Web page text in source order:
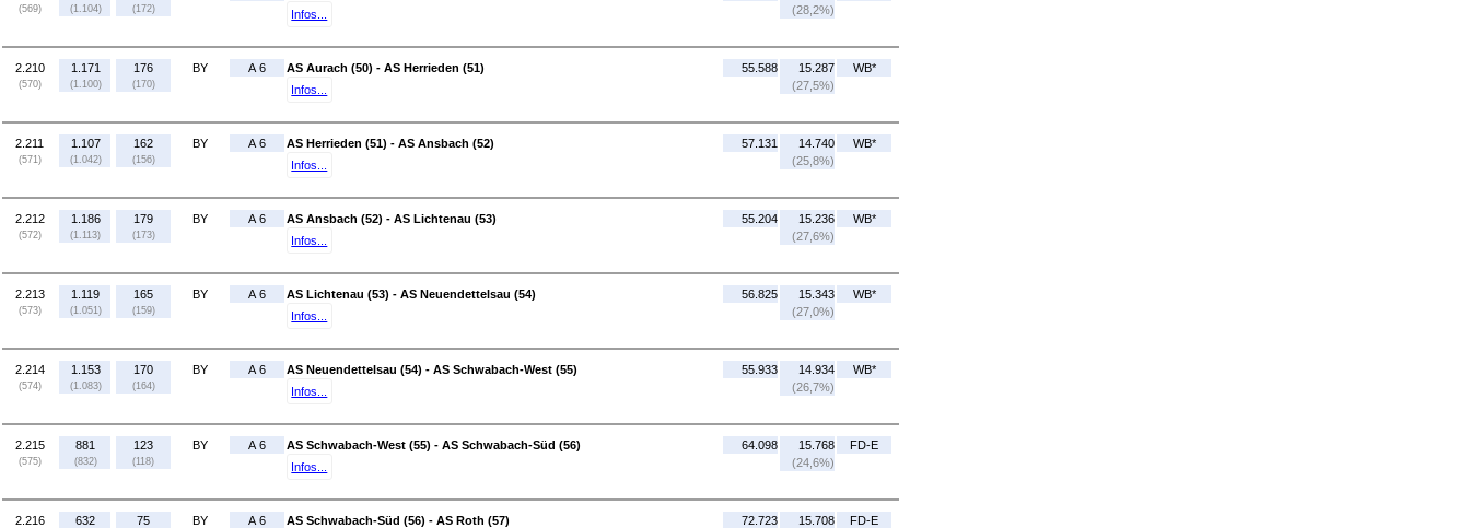
(569) (1.104) (172)
Infos...
(28,2%)
2.210
(570)
1.171
(1.100)
176
(170)
BY A 6
AS Aurach (50) - AS Herrieden (51)
Infos...
55.588
15.287
(27,5%)
WB*
2.211
(571)
1.107
(1.042)
162
(156)
BY A 6
AS Herrieden (51) - AS Ansbach (52)
Infos...
57.131
14.740
(25,8%)
WB*
2.212
(572)
1.186
(1.113)
179
(173)
BY A 6
AS Ansbach (52) - AS Lichtenau (53)
Infos...
55.204
15.236
(27,6%)
WB*
2.213
(573)
1.119
(1.051)
165
(159)
BY A 6
AS Lichtenau (53) - AS Neuendettelsau (54)
Infos...
56.825
15.343
(27,0%)
WB*
2.214
(574)
1.153
(1.083)
170
(164)
BY A 6
AS Neuendettelsau (54) - AS Schwabach-West (55)
Infos...
55.933
14.934
(26,7%)
WB*
2.215
(575)
881
(832)
123
(118)
BY A 6
AS Schwabach-West (55) - AS Schwabach-Süd (56)
Infos...
64.098
15.768
(24,6%)
FD-E
2.216 632 75 BY A 6
AS Schwabach-Süd (56) - AS Roth (57)
72.723
15.708
FD-E